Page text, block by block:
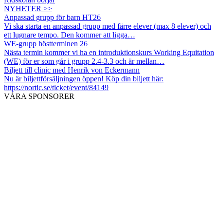
NYHETER >>
Anpassad grupp för barn HT26
Vi ska starta en anpassad grupp med färre elever (max 8 elever) och
ett lugnare tempo. Den kommer att ligga…
WE-grupp höstterminen 26
Nästa termin kommer vi ha en introduktionskurs Working Equitation
(WE) för er som går i grupp 2.4-3.3 och är mellan…
Biljett till clinic med Henrik von Eckermann
Nu är biljettförsäljningen öppen! Köp din biljett här:
https://nortic.se/ticket/event/84149
VÅRA SPONSORER